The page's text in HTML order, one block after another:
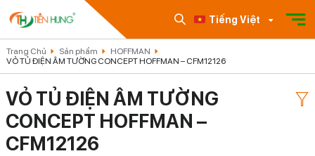
Tiếng Việt
Trang Chủ Sản phẩm
HOFFMAN
VỎ TỦ ĐIỆN ÂM TƯỜNG CONCEPT HOFFMAN – CFM12126
VỎ TỦ ĐIỆN ÂM TƯỜNG
CONCEPT HOFFMAN –
CFM12126